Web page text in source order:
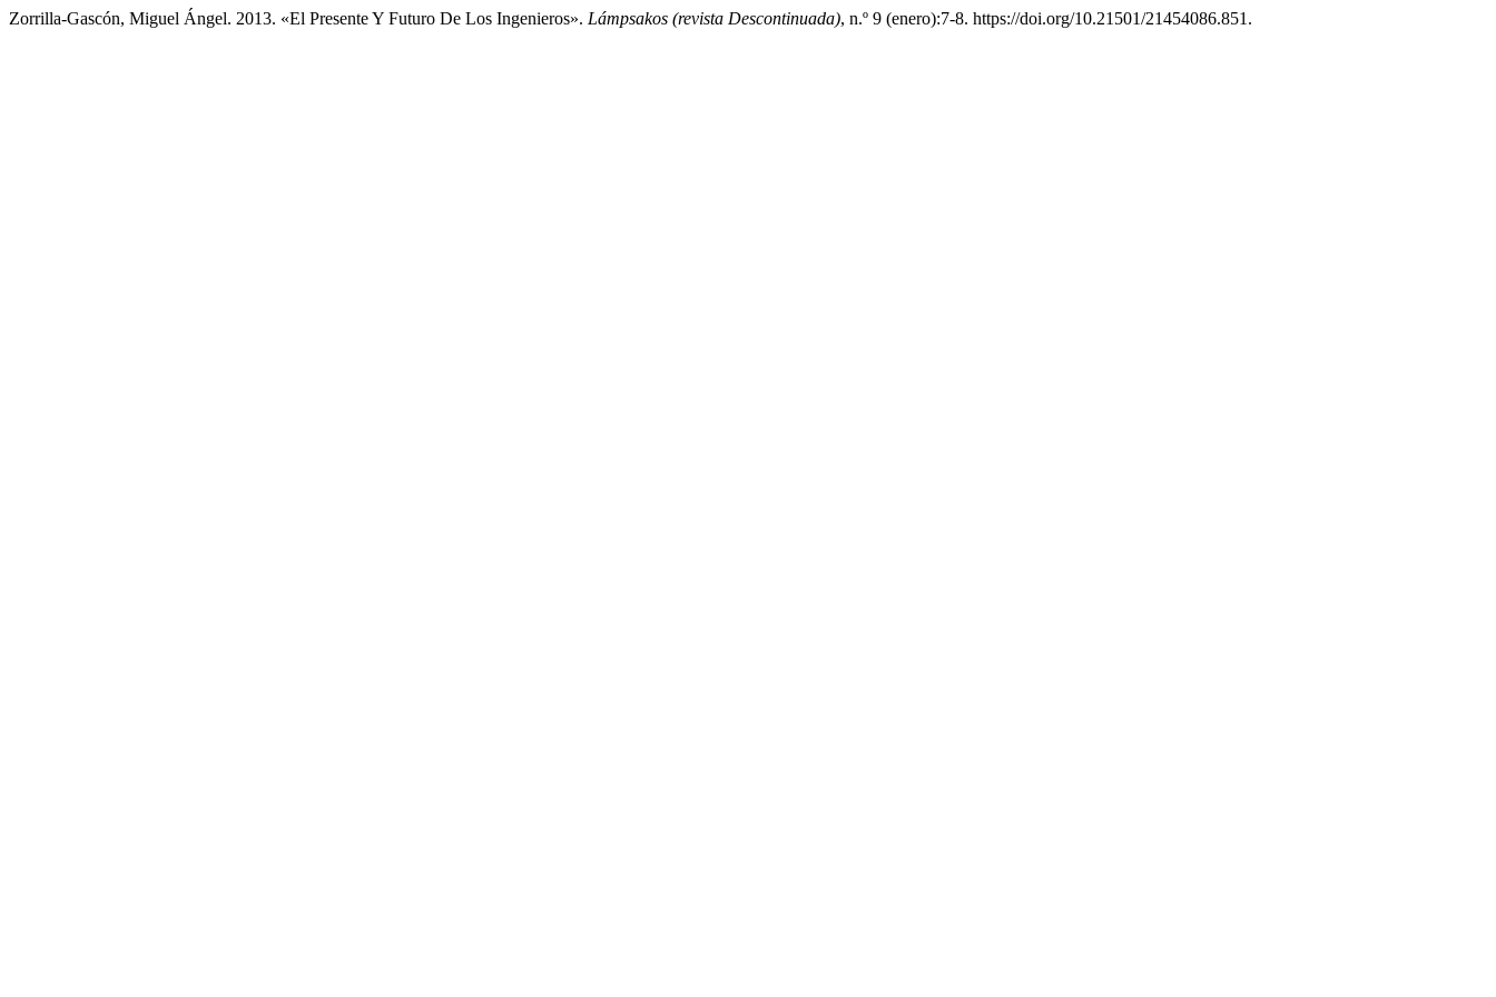
Zorrilla-Gascón, Miguel Ángel. 2013. «El Presente Y Futuro De Los Ingenieros». Lámpsakos (revista Descontinuada), n.º 9 (enero):7-8. https://doi.org/10.21501/21454086.851.